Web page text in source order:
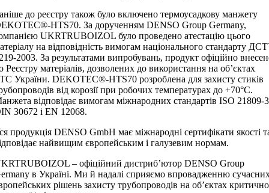
до реєстру також було включено термоусадкову манжету
HTS70. За дорученням DENSO Group Germany,
UKRTRUBOIZOL було проведено атестацію цього
на відповідність вимогам національного стандарту
2003. За результатами випробувань, продукт офіційно
Реєстру матеріалів, дозволених до використання на об’єктах
України. DEKOTEC®-HTS70 розроблена для захисту стиків
від корозії при робочих температурах до +70°C.
відповідає вимогам міжнародних стандартів ISO 21809-
30672 і EN 12068.
продукція DENSO GmbH має міжнародні сертифікати якості
найвищим європейським і галузевим нормам.
– офіційний дистриб’ютор DENSO Group
в Україні. Ми й надалі сприяємо впровадженню
рішень захисту трубопроводів на об’єктах критично